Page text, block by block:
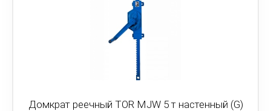
Домкрат реечный TOR MJW 5 т настенный (G)